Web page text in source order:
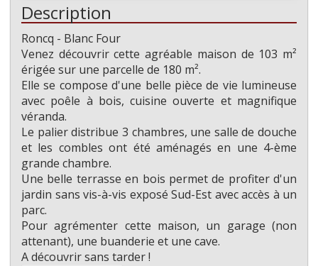
Description
Roncq - Blanc Four
Venez découvrir cette agréable maison de 103 m²
érigée sur une parcelle de 180 m².
Elle se compose d'une belle pièce de vie lumineuse
avec poêle à bois, cuisine ouverte et magnifique
véranda.
Le palier distribue 3 chambres, une salle de douche
et les combles ont été aménagés en une 4-ème
grande chambre.
Une belle terrasse en bois permet de profiter d'un
jardin sans vis-à-vis exposé Sud-Est avec accès à un
parc.
Pour agrémenter cette maison, un garage (non
attenant), une buanderie et une cave.
A découvrir sans tarder !